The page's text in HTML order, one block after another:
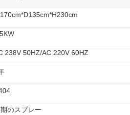
238V 50HZ/AC 220V 60HZ
期のスプレー